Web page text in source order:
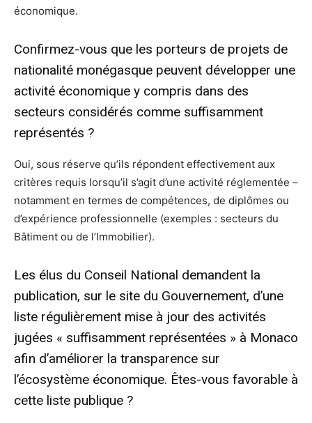
économique.
Confirmez-vous que les porteurs de projets de
nationalité monégasque peuvent développer une
activité économique y compris dans des
secteurs considérés comme suffisamment
représentés ?
Oui, sous réserve qu’ils répondent effectivement aux
critères requis lorsqu’il s’agit d’une activité réglementée –
notamment en termes de compétences, de diplômes ou
d’expérience professionnelle (exemples : secteurs du
Bâtiment ou de l’Immobilier).
Les élus du Conseil National demandent la
publication, sur le site du Gouvernement, d’une
liste régulièrement mise à jour des activités
jugées « suffisamment représentées » à Monaco
afin d’améliorer la transparence sur
l’écosystème économique. Êtes-vous favorable à
cette liste publique ?